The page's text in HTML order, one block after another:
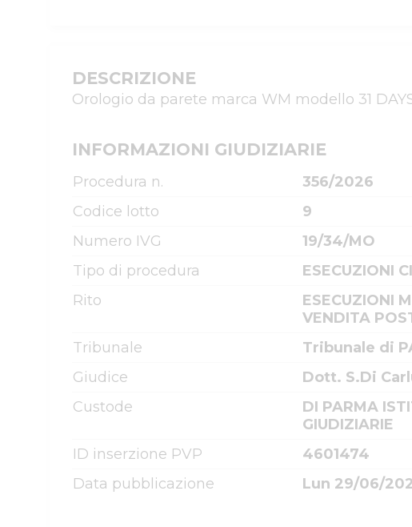
DESCRIZIONE
Orologio da parete marca WM modello 31
INFORMAZIONI GIUDIZIARIE
Procedura n.
356/2026
Codice lotto
9
Numero IVG
19/34/MO
Tipo di procedura
ESECUZIONI
Rito
ESECUZIONI
VENDITA
Tribunale
Tribunale di
Giudice
Dott. S.Di
Custode
DI PARMA
GIUDIZIARIE
ID inserzione PVP
4601474
Data pubblicazione
Lun 29/06/